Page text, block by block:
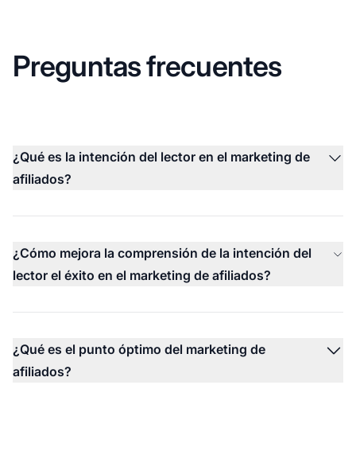
Preguntas frecuentes
¿Qué es la intención del lector en el marketing de
afiliados?
¿Cómo mejora la comprensión de la intención del
lector el éxito en el marketing de afiliados?
¿Qué es el punto óptimo del marketing de
afiliados?